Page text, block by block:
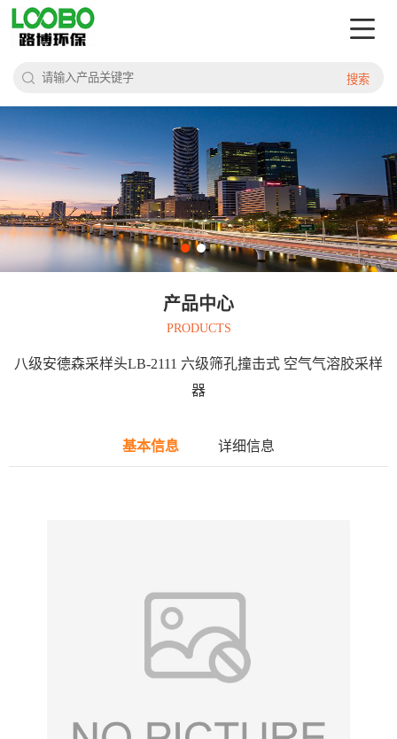
搜索
产品中心
PRODUCTS
八级安德森采样头LB-2111 六级筛孔撞击式 空气气溶胶采样
器
基本信息 详细信息